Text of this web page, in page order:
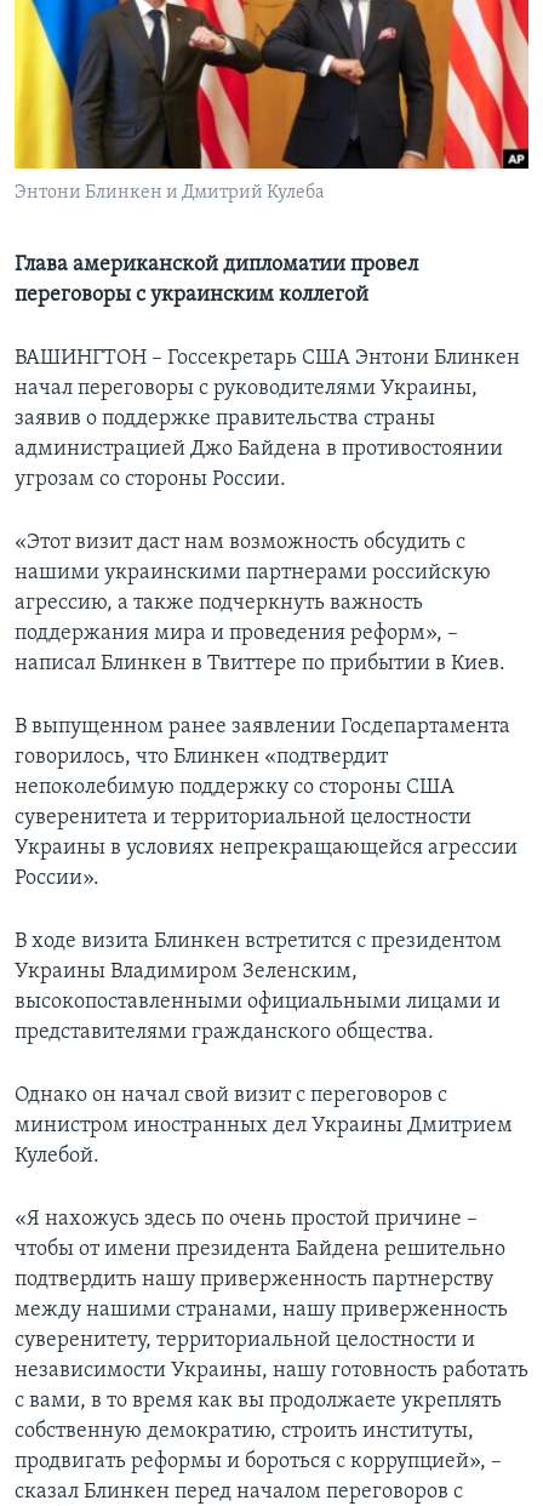
Learning English
СОЦИАЛЬНЫЕ СЕТИ
Энтони Блинкен и Дмитрий Кулеба
Глава американской дипломатии провел
переговоры с украинским коллегой
ВАШИНГТОН – Госсекретарь США Энтони Блинкен
начал переговоры с руководителями Украины,
заявив о поддержке правительства страны
администрацией Джо Байдена в противостоянии
угрозам со стороны России.
«Этот визит даст нам возможность обсудить с
нашими украинскими партнерами российскую
агрессию, а также подчеркнуть важность
поддержания мира и проведения реформ», –
написал Блинкен в Твиттере по прибытии в Киев.
В выпущенном ранее заявлении Госдепартамента
говорилось, что Блинкен «подтвердит
непоколебимую поддержку со стороны США
суверенитета и территориальной целостности
Украины в условиях непрекращающейся агрессии
России».
В ходе визита Блинкен встретится с президентом
Украины Владимиром Зеленским,
высокопоставленными официальными лицами и
представителями гражданского общества.
Однако он начал свой визит с переговоров с
министром иностранных дел Украины Дмитрием
Кулебой.
«Я нахожусь здесь по очень простой причине –
чтобы от имени президента Байдена решительно
подтвердить нашу приверженность партнерству
между нашими странами, нашу приверженность
суверенитету, территориальной целостности и
независимости Украины, нашу готовность работать
с вами, в то время как вы продолжаете укреплять
собственную демократию, строить институты,
продвигать реформы и бороться с коррупцией», –
сказал Блинкен перед началом переговоров с